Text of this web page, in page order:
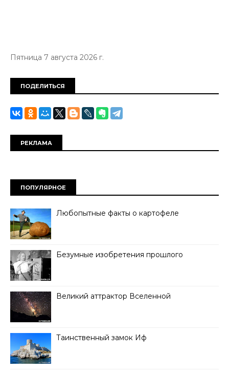
Пятница 7 августа 2026 г.
ПОДЕЛИТЬСЯ
РЕКЛАМА
ПОПУЛЯРНОЕ
Любопытные факты о картофеле
Безумные изобретения прошлого
Великий аттрактор Вселенной
Таинственный замок Иф